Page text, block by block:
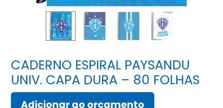
CADERNO ESPIRAL PAYSANDU
UNIV. CAPA DURA – 80 FOLHAS
Adicionar ao orçamento